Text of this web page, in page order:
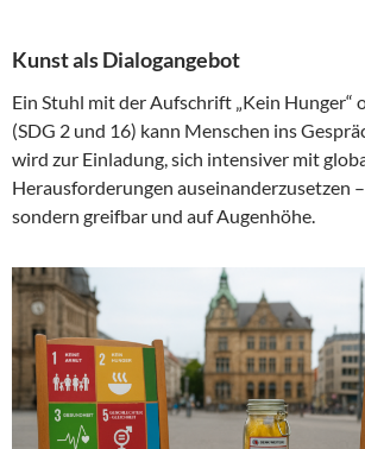
Kunst als Dialogangebot
Ein Stuhl mit der Aufschrift „Kein Hunger“
(SDG 2 und 16) kann Menschen ins
wird zur Einladung, sich intensiver mit
Herausforderungen auseinanderzusetzen
sondern greifbar und auf Augenhöhe.